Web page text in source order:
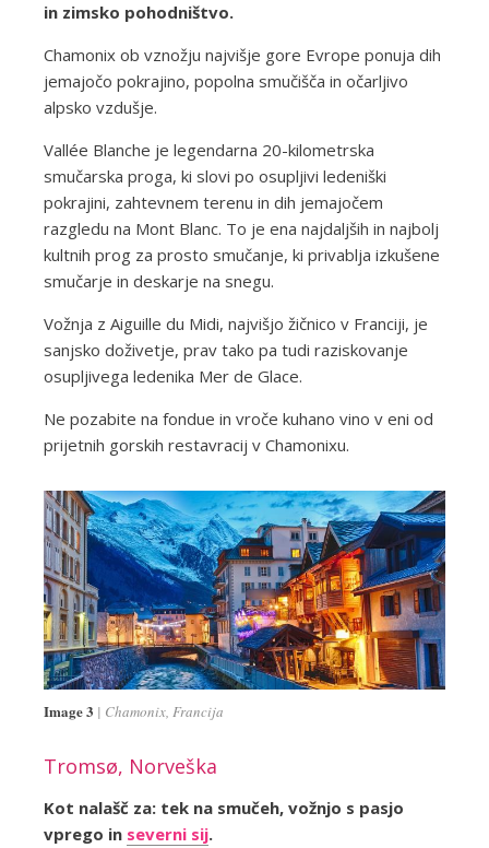
in zimsko pohodništvo.
Chamonix ob vznožju najvišje gore Evrope ponuja dih
jemajočo pokrajino, popolna smučišča in očarljivo
alpsko vzdušje.
Vallée Blanche je legendarna 20-kilometrska
smučarska proga, ki slovi po osupljivi ledeniški
pokrajini, zahtevnem terenu in dih jemajočem
razgledu na Mont Blanc. To je ena najdaljših in najbolj
kultnih prog za prosto smučanje, ki privablja izkušene
smučarje in deskarje na snegu.
Vožnja z Aiguille du Midi, najvišjo žičnico v Franciji, je
sanjsko doživetje, prav tako pa tudi raziskovanje
osupljivega ledenika Mer de Glace.
Ne pozabite na fondue in vroče kuhano vino v eni od
prijetnih gorskih restavracij v Chamonixu.
Image 3 Chamonix, Francija
Tromsø, Norveška
Kot nalašč za: tek na smučeh, vožnjo s pasjo
vprego in severni sij.